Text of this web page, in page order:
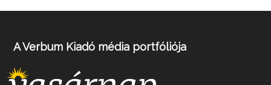
A Verbum Kiadó média portfóliója